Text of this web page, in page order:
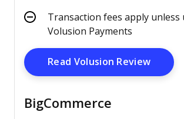
Transaction fees apply unless
Volusion Payments
Read Volusion ReviewOpens
BigCommerce